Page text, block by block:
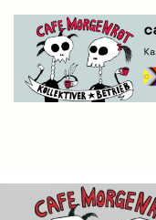
Zum
springen